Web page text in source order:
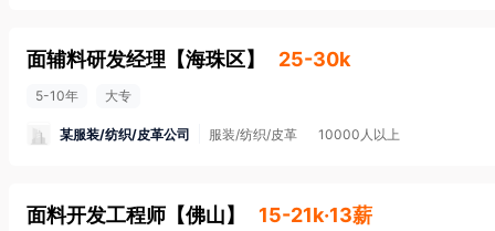
面辅料研发经理 【海珠区】 25-30k
5-10年 大专
某服装/纺织/皮革公司 服装/纺织/皮革 10000人以上
面料开发工程师 【佛山】 15-21k·13薪